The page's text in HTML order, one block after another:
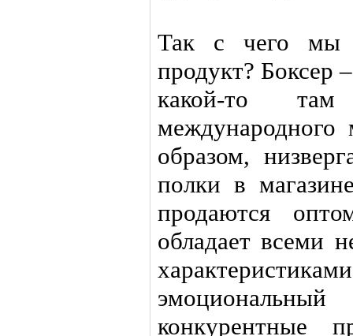
Так с чего мы
продукт? Боксер
какой-то
образом,
полки в
продаются
обладает всеми
конкурентные